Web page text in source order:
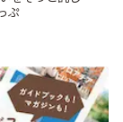
ぷ